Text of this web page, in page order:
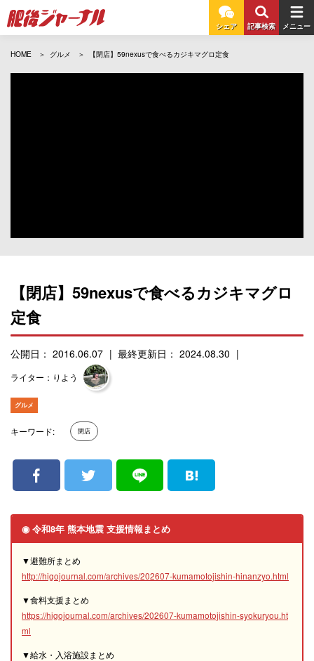
シェア 記事検索 メニュー
HOME グルメ 【閉店】59nexusで食べるカジキマグロ定食
【閉店】59nexusで食べるカジキマグロ
定食
公開日： 2016.06.07 最終更新日： 2024.08.30
ライター：りよう
グルメ
キーワード: 閉店
◉ 令和8年 熊本地震 支援情報まとめ
▼避難所まとめ
http://higojournal.com/archives/202607-kumamotojishin-hinanzyo.html
▼食料支援まとめ
https://higojournal.com/archives/202607-kumamotojishin-syokuryou.ht
ml
▼給水・入浴施設まとめ